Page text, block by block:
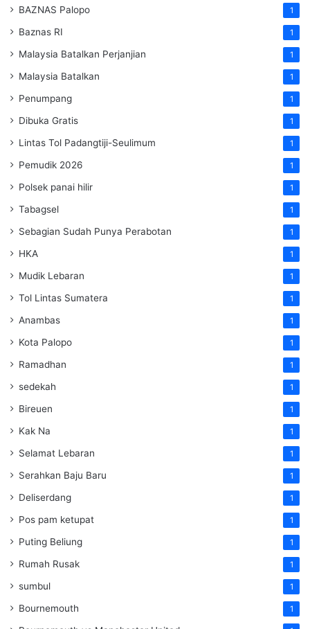
BAZNAS Palopo 1
Baznas RI 1
Malaysia Batalkan Perjanjian 1
Malaysia Batalkan 1
Penumpang 1
Dibuka Gratis 1
Lintas Tol Padangtiji-Seulimum 1
Pemudik 2026 1
Polsek panai hilir 1
Tabagsel 1
Sebagian Sudah Punya Perabotan 1
HKA 1
Mudik Lebaran 1
Tol Lintas Sumatera 1
Anambas 1
Kota Palopo 1
Ramadhan 1
sedekah 1
Bireuen 1
Kak Na 1
Selamat Lebaran 1
Serahkan Baju Baru 1
Deliserdang 1
Pos pam ketupat 1
Puting Beliung 1
Rumah Rusak 1
sumbul 1
Bournemouth 1